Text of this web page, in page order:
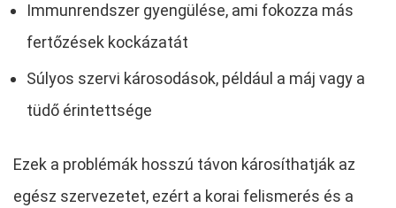
Immunrendszer gyengülése, ami fokozza más
fertőzések kockázatát
Súlyos szervi károsodások, például a máj vagy a
tüdő érintettsége
Ezek a problémák hosszú távon károsíthatják az
egész szervezetet, ezért a korai felismerés és a